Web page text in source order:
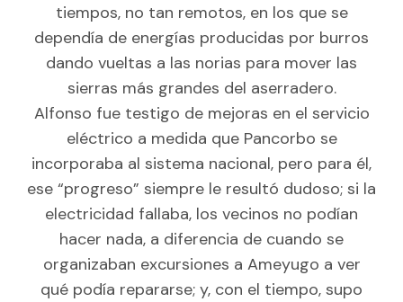
tiempos, no tan remotos, en los que se
dependía de energías producidas por burros
dando vueltas a las norias para mover las
sierras más grandes del aserradero.
Alfonso fue testigo de mejoras en el servicio
eléctrico a medida que Pancorbo se
incorporaba al sistema nacional, pero para él,
ese “progreso” siempre le resultó dudoso; si la
electricidad fallaba, los vecinos no podían
hacer nada, a diferencia de cuando se
organizaban excursiones a Ameyugo a ver
qué podía repararse; y, con el tiempo, supo